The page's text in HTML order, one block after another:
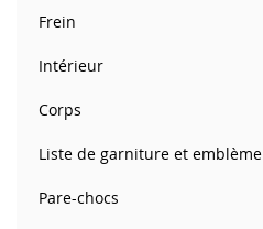
Frein
Intérieur
Corps
Liste de garniture et emblème
Pare-chocs